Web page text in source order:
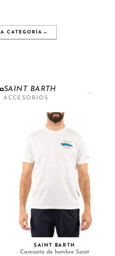
CATEGORÍA →
SAINT BARTH
ACCESORIOS
SAINT BARTH
Camiseta de hombre Saint